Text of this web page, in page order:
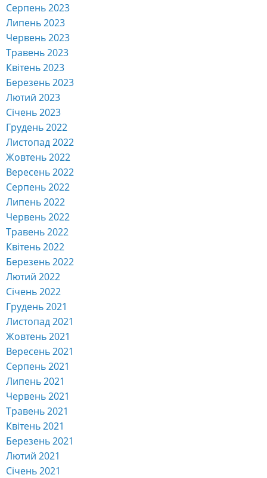
Серпень 2023
Липень 2023
Червень 2023
Травень 2023
Квітень 2023
Березень 2023
Лютий 2023
Січень 2023
Грудень 2022
Листопад 2022
Жовтень 2022
Вересень 2022
Серпень 2022
Липень 2022
Червень 2022
Травень 2022
Квітень 2022
Березень 2022
Лютий 2022
Січень 2022
Грудень 2021
Листопад 2021
Жовтень 2021
Вересень 2021
Серпень 2021
Липень 2021
Червень 2021
Травень 2021
Квітень 2021
Березень 2021
Лютий 2021
Січень 2021